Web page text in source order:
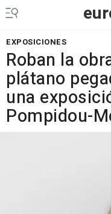
EXPOSICIONES
Roban la
plátano
una
Pompidou-